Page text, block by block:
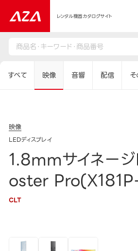
レンタル機器カタログサイト
すべて 映像 音響 配信
映像
LEDディスプレイ
1.8mmサイネー
oster
CLT